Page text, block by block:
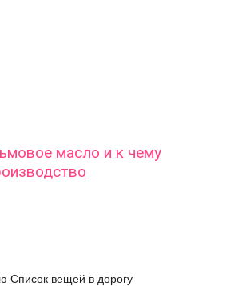
масло и к чему
Список вещей в дорогу